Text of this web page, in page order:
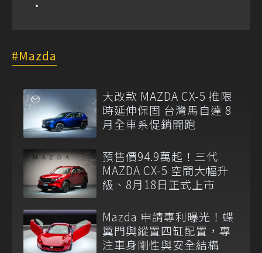
Mazda
大改款 MAZDA CX-5 推限
時延伸保固 台灣馬自達 8
月全車系促銷開跑
預售價94.9萬起！三代
MAZDA CX-5 空間大幅升
級、8月18日正式上市
Mazda 申請專利曝光！蝶
翼門與縱置四缸配置，專
注車身剛性與安全結構